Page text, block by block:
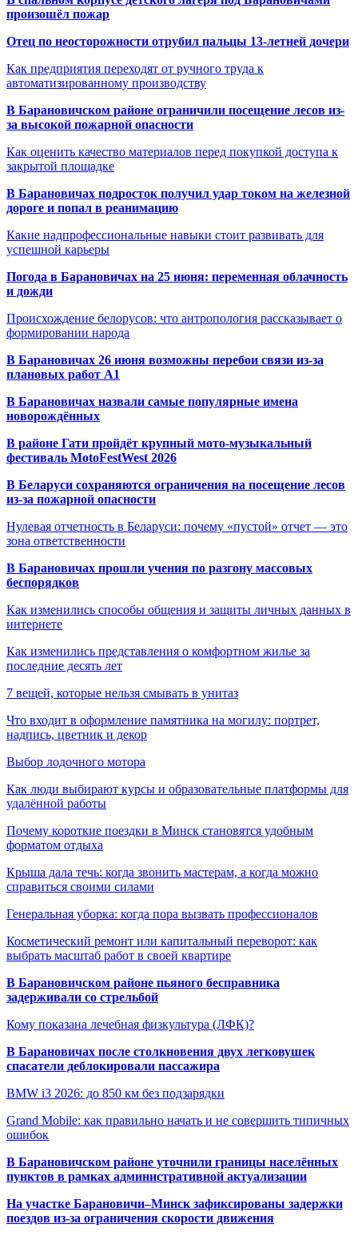
произошёл пожар
Отец по неосторожности отрубил пальцы 13-летней дочери
Как предприятия переходят от ручного труда к
автоматизированному производству
В Барановичском районе ограничили посещение лесов из-
за высокой пожарной опасности
Как оценить качество материалов перед покупкой доступа к
закрытой площадке
В Барановичах подросток получил удар током на железной
дороге и попал в реанимацию
Какие надпрофессиональные навыки стоит развивать для
успешной карьеры
Погода в Барановичах на 25 июня: переменная облачность
и дожди
Происхождение белорусов: что антропология рассказывает о
формировании народа
В Барановичах 26 июня возможны перебои связи из-за
плановых работ A1
В Барановичах назвали самые популярные имена
новорождённых
В районе Гати пройдёт крупный мото-музыкальный
фестиваль MotoFestWest 2026
В Беларуси сохраняются ограничения на посещение лесов
из-за пожарной опасности
Нулевая отчетность в Беларуси: почему «пустой» отчет — это
зона ответственности
В Барановичах прошли учения по разгону массовых
беспорядков
Как изменились способы общения и защиты личных данных в
интернете
Как изменились представления о комфортном жилье за
последние десять лет
7 вещей, которые нельзя смывать в унитаз
Что входит в оформление памятника на могилу: портрет,
надпись, цветник и декор
Выбор лодочного мотора
Как люди выбирают курсы и образовательные платформы для
удалённой работы
Почему короткие поездки в Минск становятся удобным
форматом отдыха
Крыша дала течь: когда звонить мастерам, а когда можно
справиться своими силами
Генеральная уборка: когда пора вызвать профессионалов
Косметический ремонт или капитальный переворот: как
выбрать масштаб работ в своей квартире
В Барановичском районе пьяного бесправника
задерживали со стрельбой
Кому показана лечебная физкультура (ЛФК)?
В Барановичах после столкновения двух легковушек
спасатели деблокировали пассажира
BMW i3 2026: до 850 км без подзарядки
Grand Mobile: как правильно начать и не совершить типичных
ошибок
В Барановичском районе уточнили границы населённых
пунктов в рамках административной актуализации
На участке Барановичи–Минск зафиксированы задержки
поездов из-за ограничения скорости движения